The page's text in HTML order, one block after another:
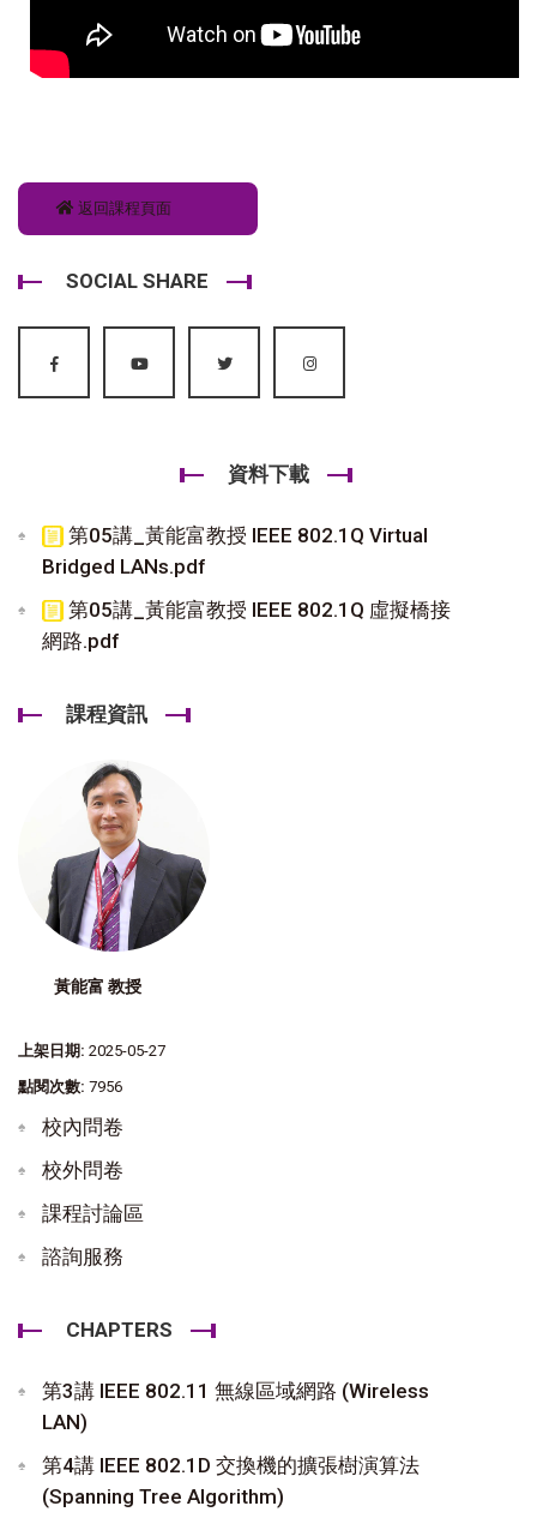
返回課程頁面
SOCIAL SHARE
資料下載
第05講_黃能富教授 IEEE 802.1Q Virtual
Bridged LANs.pdf
第05講_黃能富教授 IEEE 802.1Q 虛擬橋接
網路.pdf
課程資訊
黃能富 教授
上架日期: 2025-05-27
點閱次數: 7956
校內問卷
校外問卷
課程討論區
諮詢服務
CHAPTERS
第3講 IEEE 802.11 無線區域網路 (Wireless
LAN)
第4講 IEEE 802.1D 交換機的擴張樹演算法
(Spanning Tree Algorithm)